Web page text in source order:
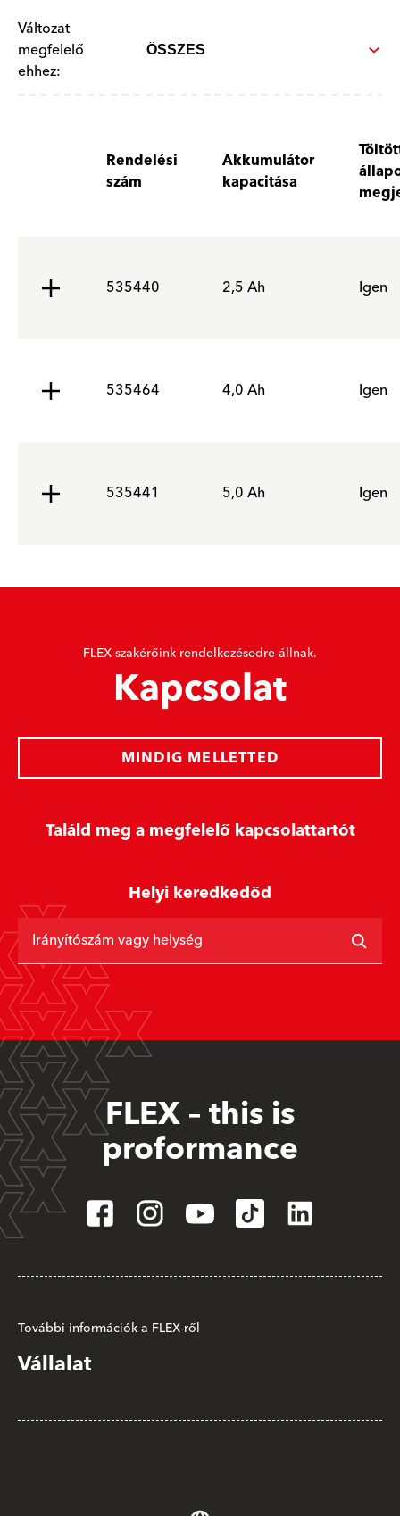
Változat
megfelelő
ehhez:
Rendelési
szám
Akkumulátor
kapacitása
535440 2,5 Ah Igen
535464 4,0 Ah Igen
535441 5,0 Ah Igen
FLEX szakérőink rendelkezésedre állnak.
Kapcsolat
Találd meg a megfelelő kapcsolattartót
MINDIG MELLETTED
Helyi keredkedőd
Irányítószám vagy helység
FLEX – this is
proformance
További információk a FLEX-ről
Vállalat